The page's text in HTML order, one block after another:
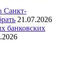
Санкт-
21.07.2026
банковских